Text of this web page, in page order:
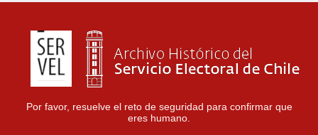
Por favor, resuelve el reto de seguridad para confirmar que
eres humano.